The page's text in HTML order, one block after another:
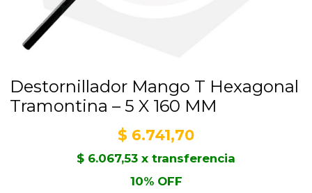
Destornillador Mango T Hexagonal
Tramontina – 5 X 160 MM
$ 6.741,70
$ 6.067,53 x transferencia
10% OFF